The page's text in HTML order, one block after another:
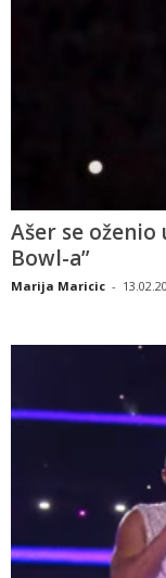
Ašer se oženio
Bowl-a”
Marija Maricic -